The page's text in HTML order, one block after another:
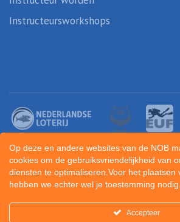
Instructeursworkshops
Op deze en andere websites van de NOB
cookies om de gebruiksvriendelijkheid van
diensten te optimaliseren.Voor het plaatsen
hebben we echter wel je toestemming nodig.
Accepteer